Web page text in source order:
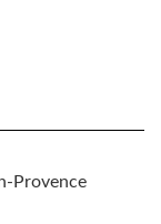
Provence